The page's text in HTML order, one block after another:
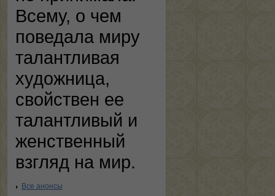
Всему, о чем
поведала миру
талантливая
художница,
свойствен ее
талантливый и
женственный
взгляд на мир.
Все анонсы